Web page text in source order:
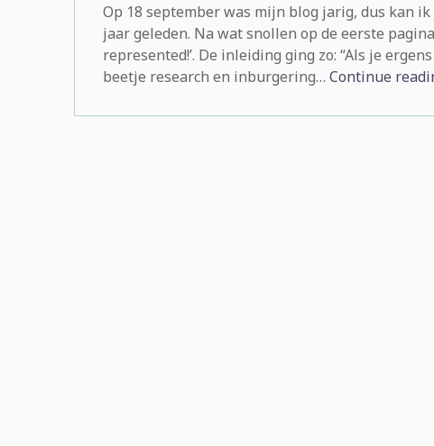
Op 18 september was mijn blog jarig, dus kan
jaar geleden. Na wat snollen op de eerste
represented!’. De inleiding ging zo: “Als je
beetje research en inburgering…Continue